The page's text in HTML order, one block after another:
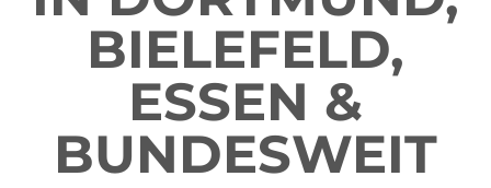
BIELEFELD,
ESSEN &
BUNDESWEIT